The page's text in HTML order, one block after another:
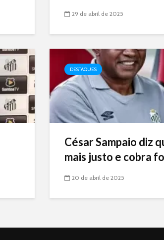
29 de abril de 2025
DESTAQUES
César Sampaio diz
mais justo e cobra
20 de abril de 2025